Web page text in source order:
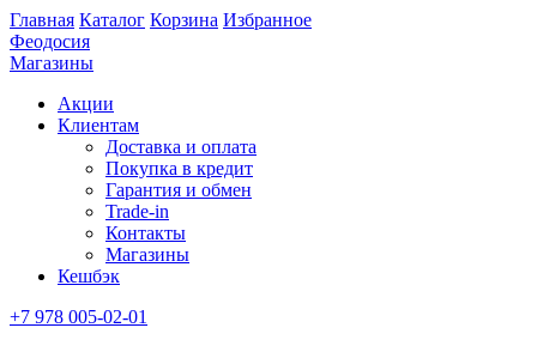
Главная Каталог Корзина Избранное
Феодосия
Магазины
Акции
Клиентам
Доставка и оплата
Покупка в кредит
Гарантия и обмен
Trade-in
Контакты
Магазины
Кешбэк
+7 978 005-02-01